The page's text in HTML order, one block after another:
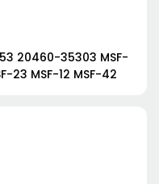
20460-35303 MSF-
23 MSF-12 MSF-42